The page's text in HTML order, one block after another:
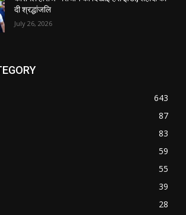
दी श्रद्धांजलि
July 26, 2026
643
87
83
59
55
39
28